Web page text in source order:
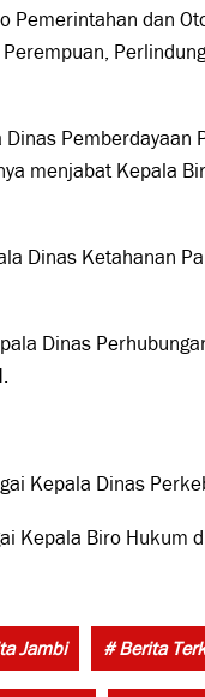
dan
Pemberdayaan
menjabat Kepala
Dinas Ketahanan
Dinas
Kepala Dinas
Kepala Biro Hukum
Jambi # Berita